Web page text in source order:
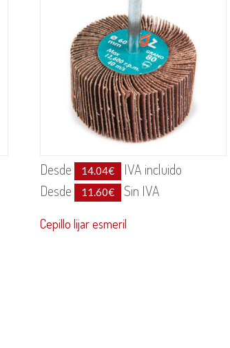
Desde 14.04€
IVA incluido
Desde
11.60€ Sin IVA
Cepillo lijar esmeril